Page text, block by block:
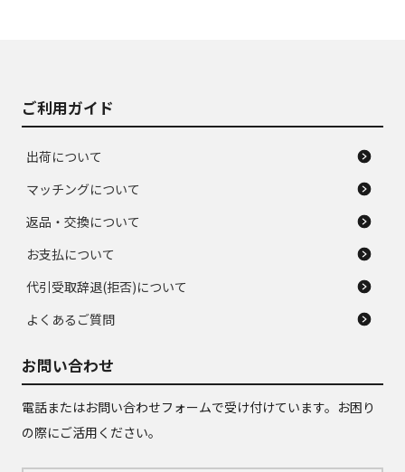
ご利用ガイド
出荷について
マッチングについて
返品・交換について
お支払について
代引受取辞退(拒否)について
よくあるご質問
お問い合わせ
電話またはお問い合わせフォームで受け付けています。お困り
の際にご活用ください。